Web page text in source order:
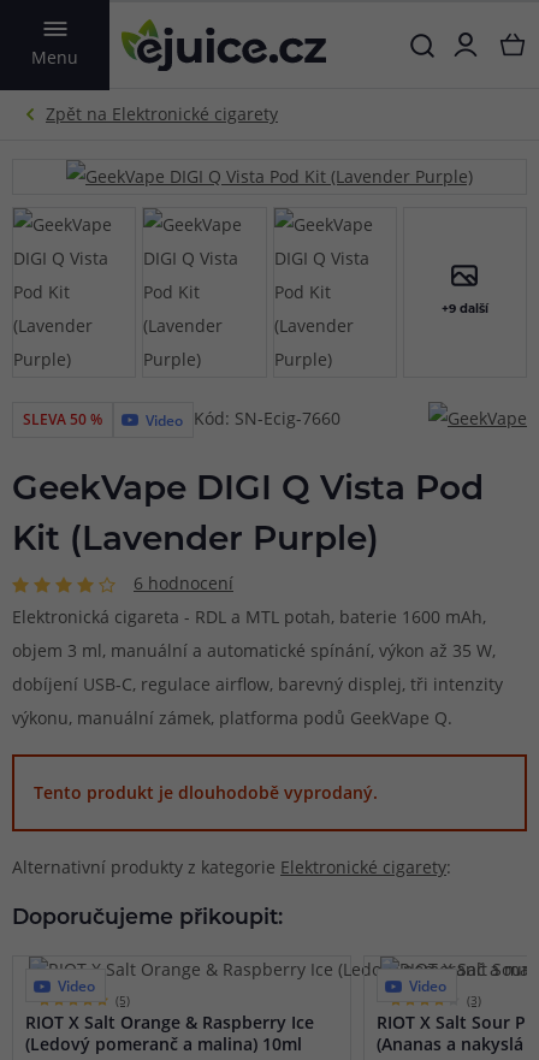
Menu
VYHLEDAT
+9 další
SLEVA 50 % Video Kód: SN-Ecig-7660
GeekVape DIGI Q Vista Pod
Kit (Lavender Purple)
6 hodnocení
Elektronická cigareta - RDL a MTL potah, baterie 1600 mAh,
objem 3 ml, manuální a automatické spínání, výkon až 35 W,
dobíjení USB-C, regulace airflow, barevný displej, tři intenzity
výkonu, manuální zámek, platforma podů GeekVape Q.
Tento produkt je dlouhodobě vyprodaný.
Alternativní produkty z kategorie Elektronické cigarety:
Doporučujeme přikoupit:
Video
(5)
RIOT X Salt Orange & Raspberry Ice
(Ledový pomeranč a malina) 10ml
Video
(3)
RIOT X Salt Sour
(Ananas a nakyslá